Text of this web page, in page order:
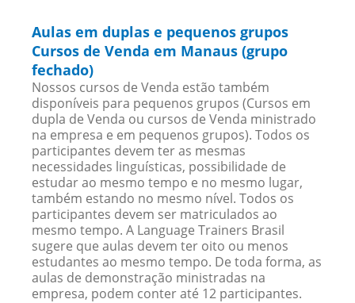
Aulas em duplas e pequenos grupos
Cursos de Venda em Manaus (grupo
fechado)
Nossos cursos de Venda estão também
disponíveis para pequenos grupos (Cursos em
dupla de Venda ou cursos de Venda ministrado
na empresa e em pequenos grupos). Todos os
participantes devem ter as mesmas
necessidades linguísticas, possibilidade de
estudar ao mesmo tempo e no mesmo lugar,
também estando no mesmo nível. Todos os
participantes devem ser matriculados ao
mesmo tempo. A Language Trainers Brasil
sugere que aulas devem ter oito ou menos
estudantes ao mesmo tempo. De toda forma, as
aulas de demonstração ministradas na
empresa, podem conter até 12 participantes.